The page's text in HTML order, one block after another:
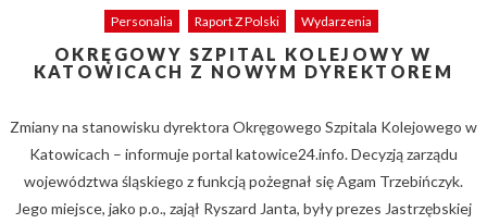
Personalia Raport Z Polski Wydarzenia
OKRĘGOWY SZPITAL KOLEJOWY W
KATOWICACH Z NOWYM DYREKTOREM
Zmiany na stanowisku dyrektora Okręgowego Szpitala Kolejowego w
Katowicach – informuje portal katowice24.info. Decyzją zarządu
województwa śląskiego z funkcją pożegnał się Agam Trzebińczyk.
Jego miejsce, jako p.o., zajął Ryszard Janta, były prezes Jastrzębskiej